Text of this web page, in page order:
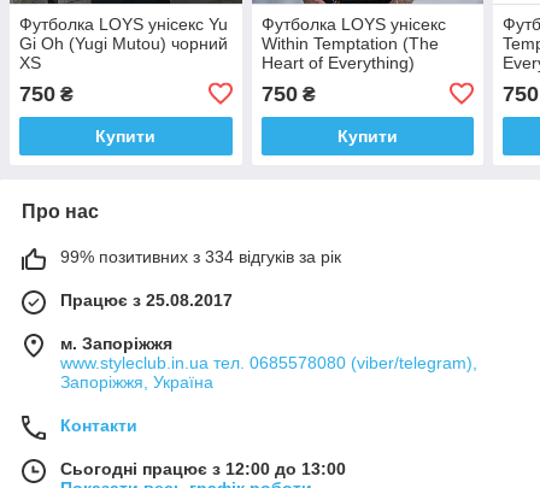
Футболка LOYS унісекс Yu
Gi Oh (Yugi Mutou) чорний
XS
750 ₴
Купити
Футболка LOYS унісекс
Within Temptation (The
Heart of Everything)
750₴
Купити
750
Про нас
99% позитивних з 334 відгуків за рік
Працює з 25.08.2017
м. Запоріжжя
www.styleclub.in.ua тел. 0685578080 (viber/telegram),
Запоріжжя, Україна
Контакти
Сьогодні працює з 12:00 до 13:00